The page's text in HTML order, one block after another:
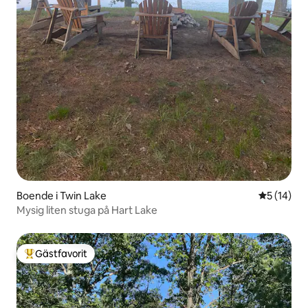
Boende i Twin Lake 5 av 5 i
5 (14)
Mysig liten stuga på Hart Lake
Populär gästfavorit
Gästfavorit